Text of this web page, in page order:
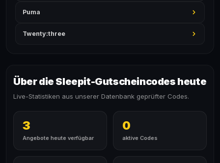
Puma
Twenty:three
Über die Sleepit-Gutscheincodes heute
Live-Statistiken aus unserer Datenbank geprüfter Codes.
3
Angebote heute verfügbar
0
aktive Codes